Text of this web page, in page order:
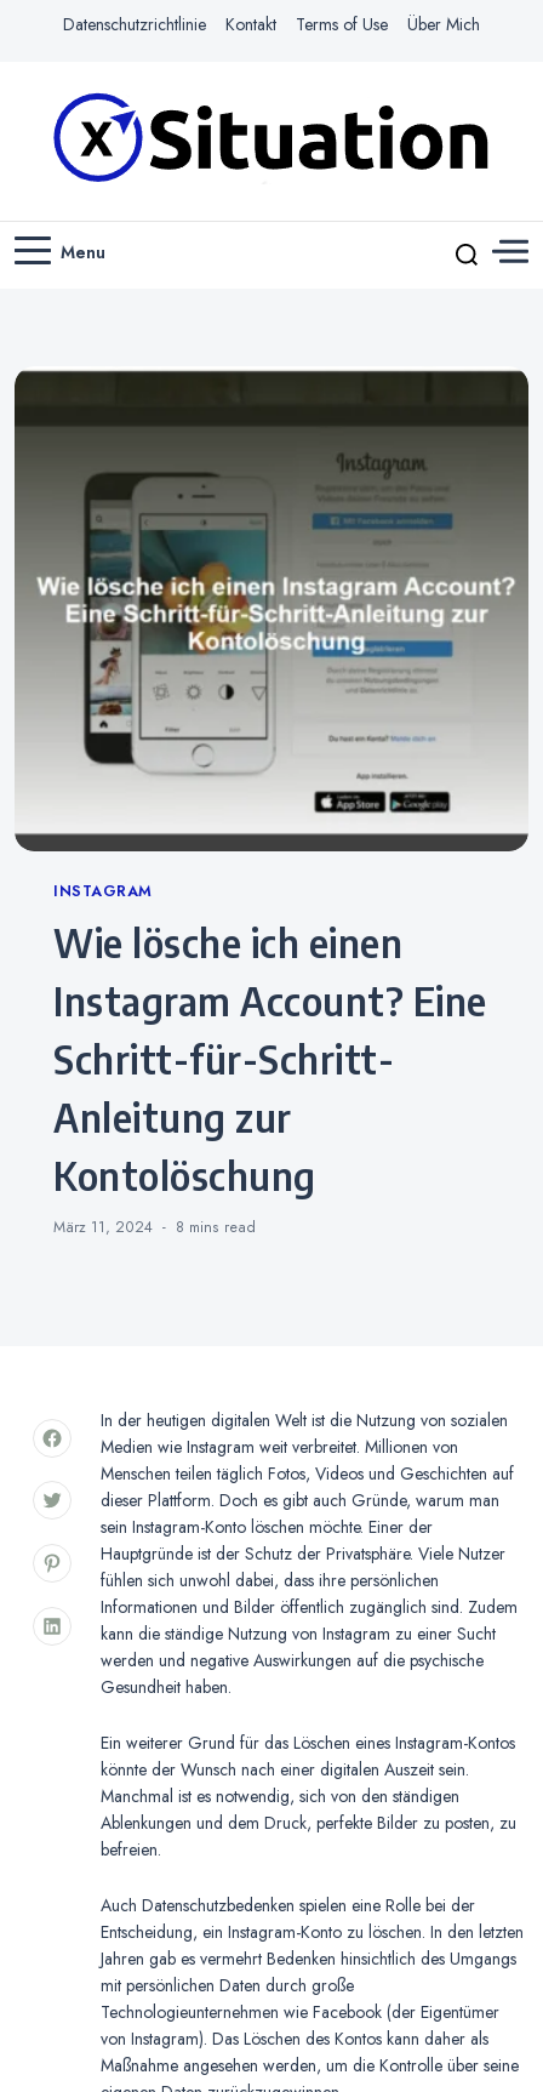
Datenschutzrichtlinie Kontakt Terms of Use Über Mich
X-SITUATION
Menu
Categories
INSTAGRAM
Wie lösche ich einen
Instagram Account? Eine
Schritt-für-Schritt-
Anleitung zur
Kontolöschung
März 11, 2024 8 mins read
In der heutigen digitalen Welt ist die Nutzung von sozialen
Medien wie Instagram weit verbreitet. Millionen von
Menschen teilen täglich Fotos, Videos und Geschichten auf
dieser Plattform. Doch es gibt auch Gründe, warum man
sein Instagram-Konto löschen möchte. Einer der
Hauptgründe ist der Schutz der Privatsphäre. Viele Nutzer
fühlen sich unwohl dabei, dass ihre persönlichen
Informationen und Bilder öffentlich zugänglich sind. Zudem
kann die ständige Nutzung von Instagram zu einer Sucht
werden und negative Auswirkungen auf die psychische
Gesundheit haben.
Ein weiterer Grund für das Löschen eines Instagram-Kontos
könnte der Wunsch nach einer digitalen Auszeit sein.
Manchmal ist es notwendig, sich von den ständigen
Ablenkungen und dem Druck, perfekte Bilder zu posten, zu
befreien.
Auch Datenschutzbedenken spielen eine Rolle bei der
Entscheidung, ein Instagram-Konto zu löschen. In den letzten
Jahren gab es vermehrt Bedenken hinsichtlich des Umgangs
mit persönlichen Daten durch große
Technologieunternehmen wie Facebook (der Eigentümer
von Instagram). Das Löschen des Kontos kann daher als
Maßnahme angesehen werden, um die Kontrolle über seine